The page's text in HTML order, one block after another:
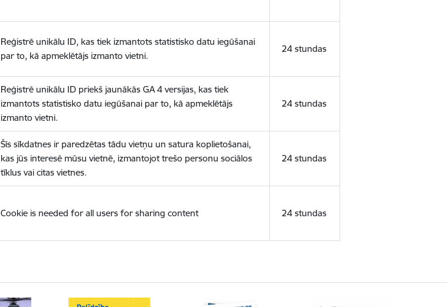
Reģistrē unikālu ID, kas tiek izmantots statistisko datu iegūšanai
par to, kā apmeklētājs izmanto vietni.
24 stundas
Reģistrē unikālu ID priekš jaunākās GA 4 versijas, kas tiek
izmantots statistisko datu iegūšanai par to, kā apmeklētājs
izmanto vietni.
24 stundas
Šīs sīkdatnes ir paredzētas tādu vietņu un satura koplietošanai,
kas jūs interesē mūsu vietnē, izmantojot trešo personu sociālos
tīklus vai citas vietnes.
24 stundas
Cookie is needed for all users for sharing content 24 stundas